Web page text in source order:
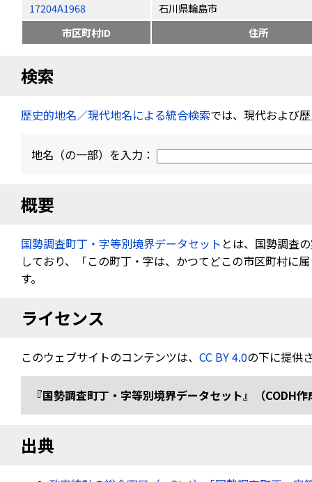
17204A1968
石川県輪島市
市区町村ID
住所
検索
歴史的地名／現代地名による統合検索では、現代および
地名（の一部）を入力：
概要
国勢調査町丁・字等別境界データセット とは、国勢調査
しており、「この町丁・字は、かつてどこの市区町村に
す。
ライセンス
このウェブサイトのコンテンツは、 CC BY 4.0の下に提供
『国勢調査町丁・字等別境界データセット』（
出典